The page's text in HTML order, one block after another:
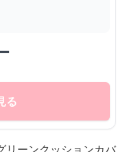
る